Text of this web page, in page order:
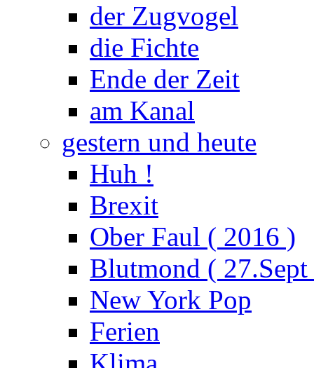
der Zugvogel
die Fichte
Ende der Zeit
am Kanal
gestern und heute
Huh !
Brexit
Ober Faul ( 2016 )
Blutmond (
New York Pop
Ferien